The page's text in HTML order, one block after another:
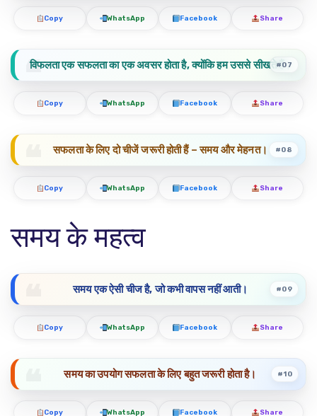
Copy WhatsApp Facebook Share
विफलता एक सफलता का एक अवसर होता है, क्योंकि हम उससे सीखते हैं।
#07
Copy WhatsApp Facebook Share
सफलता के लिए दो चीजें जरूरी होती हैं – समय और मेहनत। #08
Copy WhatsApp Facebook Share
समय के महत्व
समय एक ऐसी चीज है, जो कभी वापस नहीं आती। #09
Copy WhatsApp Facebook Share
समय का उपयोग सफलता के लिए बहुत जरूरी होता है। #10
Copy WhatsApp Facebook Share